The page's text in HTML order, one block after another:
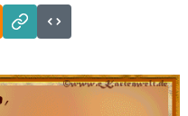
Download
Link
Code